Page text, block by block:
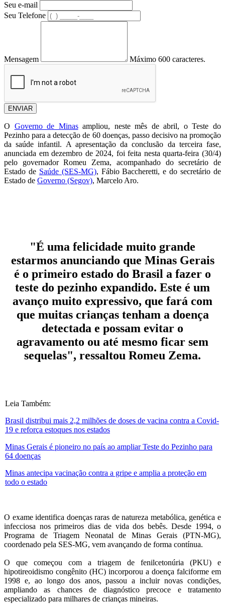
Seu e-mail
Seu Telefone
Mensagem Máximo 600 caracteres.
ENVIAR
O Governo de Minasampliou, neste mês de abril, o Teste do
Pezinho para a detecção de 60 doenças, passo decisivo na promoção
da saúde infantil. A apresentação da conclusão da terceira fase,
anunciada em dezembro de 2024, foi feita nesta quarta-feira (30/4)
pelo governador Romeu Zema, acompanhado do secretário de
Estado de Saúde (SES-MG), Fábio Baccheretti, e do secretário de
Estado de Governo (Segov), Marcelo Aro.
"É uma felicidade muito grande
estarmos anunciando que Minas Gerais
é o primeiro estado do Brasil a fazer o
teste do pezinho expandido. Este é um
avanço muito expressivo, que fará com
que muitas crianças tenham a doença
detectada e possam evitar o
agravamento ou até mesmo ficar sem
sequelas", ressaltou Romeu Zema.
Leia Também:
Brasil distribui mais 2,2 milhões de doses de vacina contra a Covid-
19 e reforça estoques nos estados
Minas Gerais é pioneiro no país ao ampliar Teste do Pezinho para
64 doenças
Minas antecipa vacinação contra a gripe e amplia a proteção em
todo o estado
O exame identifica doenças raras de natureza metabólica, genética e
infecciosa nos primeiros dias de vida dos bebês. Desde 1994, o
Programa de Triagem Neonatal de Minas Gerais (PTN-MG),
coordenado pela SES-MG, vem avançando de forma contínua.
O que começou com a triagem de fenilcetonúria (PKU) e
hipotireoidismo congênito (HC) incorporou a doença falciforme em
1998 e, ao longo dos anos, passou a incluir novas condições,
ampliando as chances de diagnóstico precoce e tratamento
especializado para milhares de crianças mineiras.